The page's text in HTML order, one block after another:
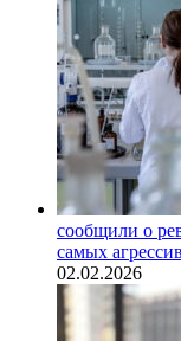
сообщили о
самых
02.02.2026